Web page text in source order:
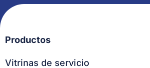
Productos
Vitrinas de servicio